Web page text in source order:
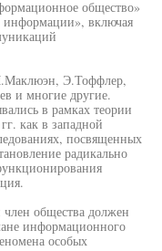
общество»
информации», включая
Э.Тоффлер,
и многие другие.
в рамках теории
как в западной
посвященных
радикально
общества должен
информационного
особых